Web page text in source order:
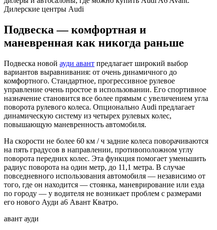
Дилерские центры Audi
Подвеска — комфортная и
маневренная как никогда раньше
Подвеска новой ауди авант предлагает широкий выбор
вариантов выравнивания: от очень динамичного до
комфортного. Стандартное, прогрессивное рулевое
управление очень простое в использовании. Его спортивное
назначение становится все более прямым с увеличением угла
поворота рулевого колеса. Опционально Audi предлагает
динамическую систему из четырех рулевых колес,
повышающую маневренность автомобиля.
На скорости не более 60 км / ч задние колеса поворачиваются
на пять градусов в направлении, противоположном углу
поворота передних колес. Эта функция помогает уменьшить
радиус поворота на один метр, до 11,1 метра. В случае
повседневного использования автомобиля — независимо от
того, где он находится — стоянка, маневрирование или езда
по городу — у водителя не возникает проблем с размерами
его нового Ауди а6 Авант Кватро.
авант ауди